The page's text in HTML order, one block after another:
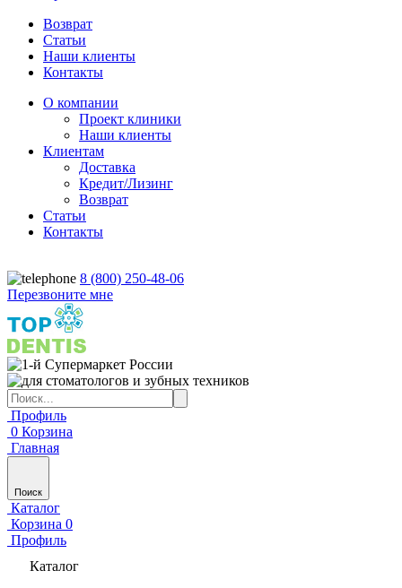
Возврат
Статьи
Наши клиенты
Контакты
О компании
Проект клиники
Наши клиенты
Клиентам
Доставка
Кредит/Лизинг
Возврат
Статьи
Контакты
8 (800) 250-48-06
Перезвоните мне
Профиль
0 Корзина
Главная
Поиск
Каталог
Корзина 0
Профиль
Каталог